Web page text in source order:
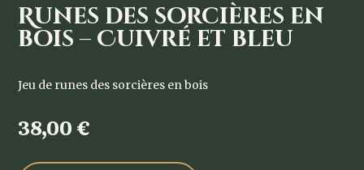
Runes des sorcières en
bois – Cuivré et bleu
Jeu de runes des sorcières en bois
38,00 €